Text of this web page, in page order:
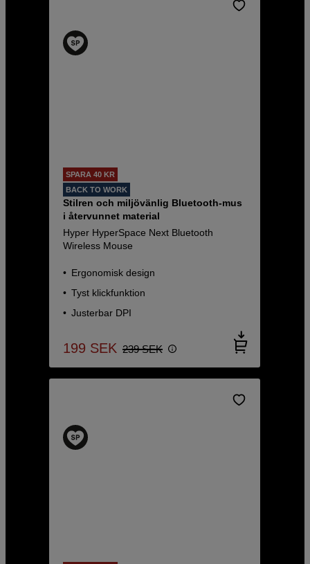
SPARA 40 KR
BACK TO WORK
Stilren och miljövänlig Bluetooth-mus
i återvunnet material
Hyper HyperSpace Next Bluetooth
Wireless Mouse
Ergonomisk design
Tyst klickfunktion
Justerbar DPI
199 SEK 239 SEK